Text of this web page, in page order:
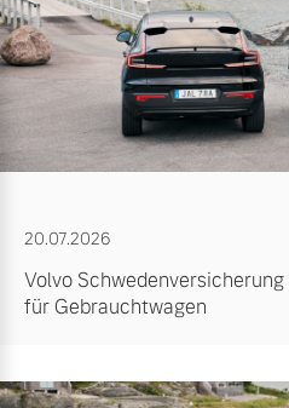
20.07.2026
Volvo
für Gebrauchtwagen